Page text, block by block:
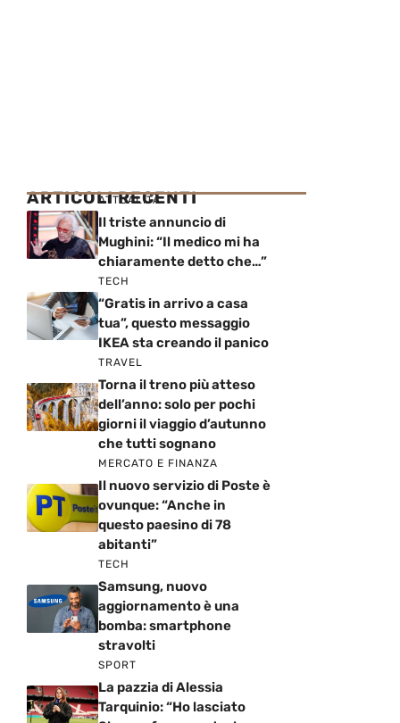
ARTICOLI RECENTI
ATTUALITÀ
Il triste annuncio di
Mughini: “Il medico mi ha
chiaramente detto che…”
TECH
“Gratis in arrivo a casa
tua”, questo messaggio
IKEA sta creando il panico
TRAVEL
Torna il treno più atteso
dell’anno: solo per pochi
giorni il viaggio d’autunno
che tutti sognano
MERCATO E FINANZA
Il nuovo servizio di Poste è
ovunque: “Anche in
questo paesino di 78
abitanti”
TECH
Samsung, nuovo
aggiornamento è una
bomba: smartphone
stravolti
SPORT
La pazzia di Alessia
Tarquinio: “Ho lasciato